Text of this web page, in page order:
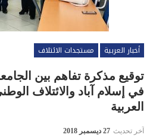
أخبار العربية
مستجدات الائتلاف
توقيع مذكرة تفاهم بين
في إسلام آباد والائتلاف
العربية
آخر تحديث 27 ديسمبر 2018